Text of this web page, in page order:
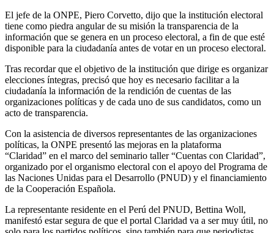
El jefe de la ONPE, Piero Corvetto, dijo que la institución electoral
tiene como piedra angular de su misión la transparencia de la
información que se genera en un proceso electoral, a fin de que esté
disponible para la ciudadanía antes de votar en un proceso electoral.
Tras recordar que el objetivo de la institución que dirige es organizar
elecciones íntegras, precisó que hoy es necesario facilitar a la
ciudadanía la información de la rendición de cuentas de las
organizaciones políticas y de cada uno de sus candidatos, como un
acto de transparencia.
Con la asistencia de diversos representantes de las organizaciones
políticas, la ONPE presentó las mejoras en la plataforma
“Claridad” en el marco del seminario taller “Cuentas con Claridad”,
organizado por el organismo electoral con el apoyo del Programa de
las Naciones Unidas para el Desarrollo (PNUD) y el financiamiento
de la Cooperación Española.
La representante residente en el Perú del PNUD, Bettina Woll,
manifestó estar segura de que el portal Claridad va a ser muy útil, no